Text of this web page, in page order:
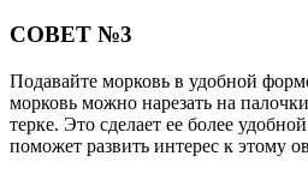
СОВЕТ №3
Подавайте морковь в удобной
морковь можно нарезать на
терке. Это сделает ее более
поможет развить интерес к этому